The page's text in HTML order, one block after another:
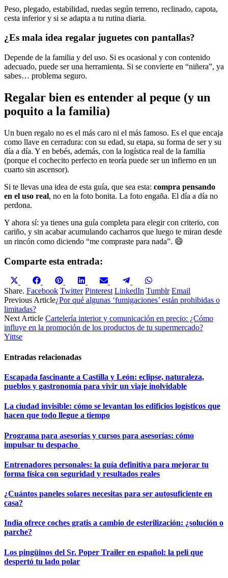
Peso, plegado, estabilidad, ruedas según terreno, reclinado, capota,
cesta inferior y si se adapta a tu rutina diaria.
¿Es mala idea regalar juguetes con pantallas?
Depende de la familia y del uso. Si es ocasional y con contenido
adecuado, puede ser una herramienta. Si se convierte en “niñera”, ya
sabes… problema seguro.
Regalar bien es entender al peque (y un
poquito a la familia)
Un buen regalo no es el más caro ni el más famoso. Es el que encaja
como llave en cerradura: con su edad, su etapa, su forma de ser y su
día a día. Y en bebés, además, con la logística real de la familia
(porque el cochecito perfecto en teoría puede ser un infierno en un
cuarto sin ascensor).
Si te llevas una idea de esta guía, que sea esta: compra pensando
en el uso real, no en la foto bonita. La foto engaña. El día a día no
perdona.
Y ahora sí: ya tienes una guía completa para elegir con criterio, con
cariño, y sin acabar acumulando cacharros que luego te miran desde
un rincón como diciendo “me compraste para nada”. 😄
Comparte esta entrada:
Compartir
en
(Twitter)
Compartir
en
FacebookCompartir
en
Pinterest Compartir
en
LinkedInCompartir
en
Email
Compartir
en
Telegram
en
Share. Facebook Twitter Pinterest LinkedIn Tumblr Email
Previous Article¿Por qué algunas ‘fumigaciones’ están prohibidas o
limitadas?
Next Article Cartelería interior y comunicación en precio: ¿Cómo
influye en la promoción de los productos de tu supermercado?
Yittse
Entradas relacionadas
Escapada fascinante a Castilla y León: eclipse, naturaleza,
pueblos y gastronomía para vivir un viaje inolvidable
La ciudad invisible: cómo se levantan los edificios logísticos que
hacen que todo llegue a tiempo
Programa para asesorías y cursos para asesorías: cómo
impulsar tu despacho
Entrenadores personales: la guía definitiva para mejorar tu
forma física con seguridad y resultados reales
¿Cuántos paneles solares necesitas para ser autosuficiente en
casa?
India ofrece coches gratis a cambio de esterilización: ¿solución o
parche?
Los pingüinos del Sr. Poper Trailer en español: la peli que
despertó tu lado polar